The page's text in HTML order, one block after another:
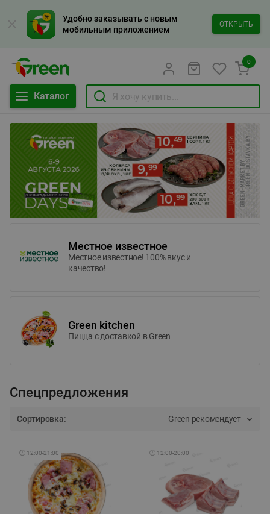
Удобно заказывать с новым
мобильным приложением
ОТКРЫТЬ
Каталог
0
Местное известное
Местное известное! 100% вкус и
качество!
Green kitchen
Пицца c доставкой в Green
Спецпредложения
Сортировка: Green рекомендует
🕘 12:00-21:00 🕘 12:00-20:00